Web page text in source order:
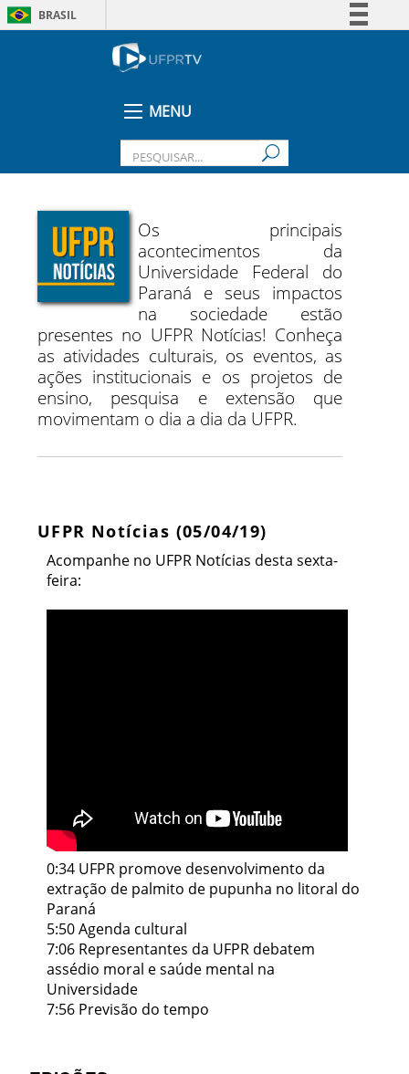
BRASIL
Legislação
MENU
Os principais
acontecimentos da
Universidade Federal do
Paraná e seus impactos
na sociedade estão
presentes no UFPR Notícias! Conheça
as atividades culturais, os eventos, as
ações institucionais e os projetos de
ensino, pesquisa e extensão que
movimentam o dia a dia da UFPR.
UFPR Notícias (05/04/19)
Acompanhe no UFPR Notícias desta sexta-
feira:
0:34 UFPR promove desenvolvimento da
extração de palmito de pupunha no litoral do
Paraná
5:50 Agenda cultural
7:06 Representantes da UFPR debatem
assédio moral e saúde mental na
Universidade
7:56 Previsão do tempo